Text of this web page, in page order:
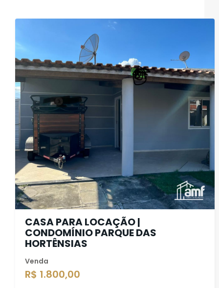
CASA PARA LOCAÇÃO |
CONDOMÍNIO PARQUE DAS
HORTÊNSIAS
Venda
R$ 1.800,00